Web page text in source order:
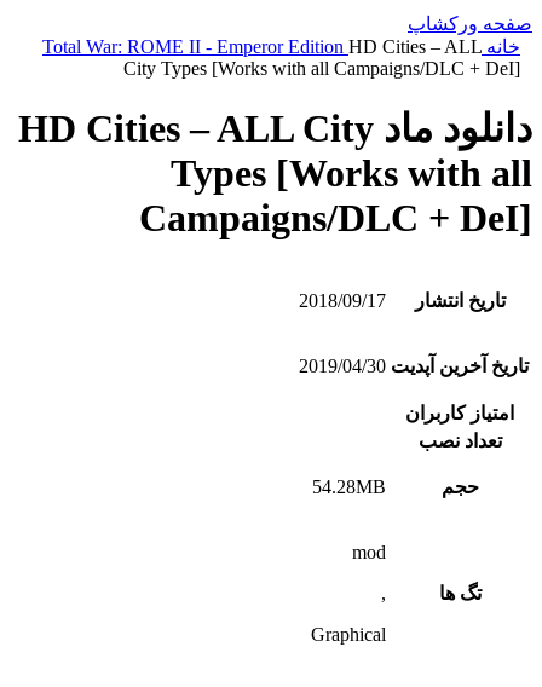
صفحه ورکشاپ
خانه
Total War: ROME II - Emperor Edition HD Cities – ALL
City Types [Works with all Campaigns/DLC + DeI]
دانلود ماد HD Cities – ALL City
Types [Works with all
Campaigns/DLC + DeI]
تاریخ انتشار 2018/09/17
تاریخ آخرین آپدیت 2019/04/30
امتیاز کاربران
تعداد نصب
حجم 54.28MB
تگ ها
mod
,
Graphical